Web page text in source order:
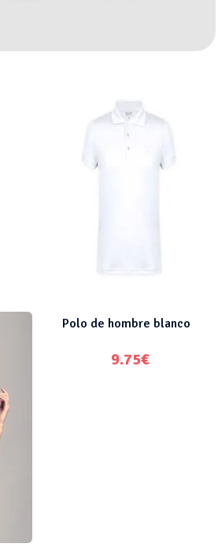
Polo de hombre blanco
9.75€